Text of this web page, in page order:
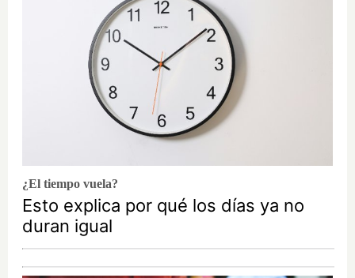
¿El tiempo vuela?
Esto explica por qué los días ya no
duran igual